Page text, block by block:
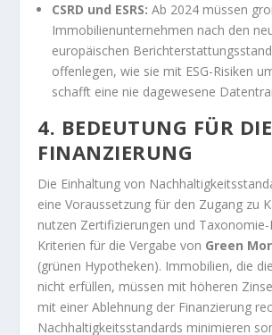
CSRD und ESRS: Ab 2024 müssen
Immobilienunternehmen nach den
europäischen
offenlegen, wie sie mit ESG-Risiken
schafft eine nie dagewesene
4. BEDEUTUNG FÜR DIE
FINANZIERUNG
Die Einhaltung von
eine Voraussetzung für den Zugang zu
nutzen Zertifizierungen und
Kriterien für die Vergabe von Green
(grünen Hypotheken). Immobilien, die
nicht erfüllen, müssen mit höheren
mit einer Ablehnung der Finanzierung
Nachhaltigkeitsstandards minimieren